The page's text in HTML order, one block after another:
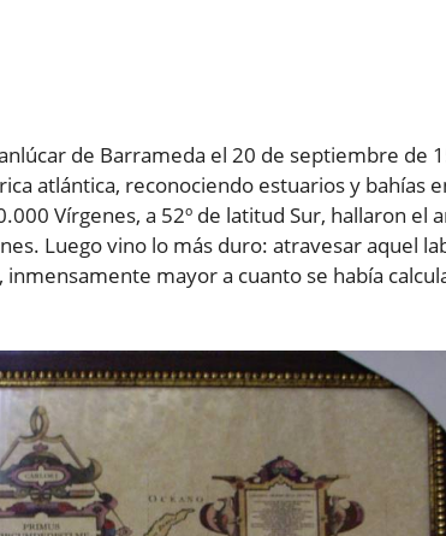
de Barrameda el 20 de septiembre de
atlántica, reconociendo estuarios y bahías
Vírgenes, a 52º de latitud Sur, hallaron el
Luego vino lo más duro: atravesar aquel
mayor a cuanto se había